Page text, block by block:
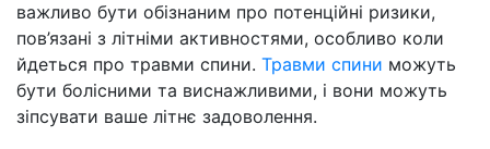
важливо бути обізнаним про потенційні ризики,
пов’язані з літніми активностями, особливо коли
йдеться про травми спини. Травми спини можуть
бути болісними та виснажливими, і вони можуть
зіпсувати ваше літнє задоволення.